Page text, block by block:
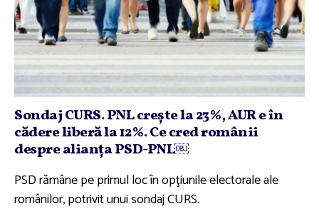
Sondaj CURS. PNL creşte la 23%, AUR e în
cădere liberă la 12%. Ce cred românii
despre alianţa PSD-PNL￼
PSD rămâne pe primul loc în opţiunile electorale ale
românilor, potrivit unui sondaj CURS.